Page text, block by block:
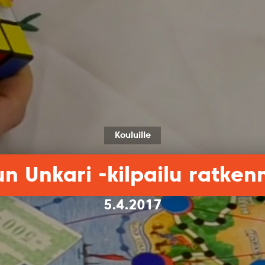
Kouluille
Unkari -kilpailu
5.4.2017